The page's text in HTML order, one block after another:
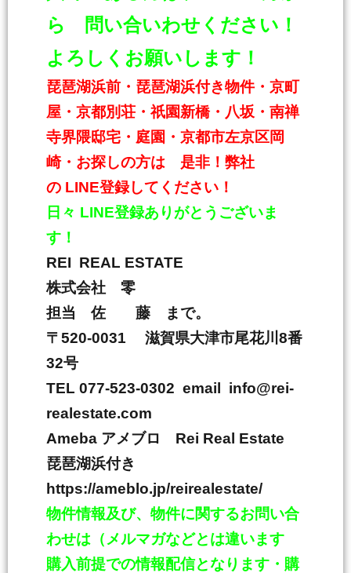
ら 問い合いわせください！
よろしくお願いします！
琵琶湖浜前・琵琶湖浜付き物件・京町
屋・京都別荘・祇園新橋・八坂・南禅
寺界隈邸宅・庭園・京都市左京区岡
崎・お探しの方は 是非！弊社
の LINE登録してください！
日々 LINE登録ありがとうございま
す！
REI REAL ESTATE
株式会社 零
担当 佐 藤 まで。
〒520-0031 滋賀県大津市尾花川 8番
32号
TEL 077-523-0302 email info@rei-
realestate.com
Ameba アメブロ Rei Real Estate
琵琶湖浜付き
https://ameblo.jp/reirealestate/
物件情報及び、物件に関するお問い合
わせは（メルマガなどとは違います
購入前提での情報配信となります・購